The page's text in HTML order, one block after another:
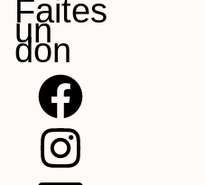
Faites
un
don
F
a
I
n
E
n